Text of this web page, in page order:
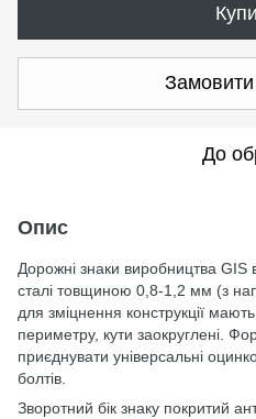
До
Опис
Дорожні знаки виробництва GIS
сталі товщиною 0,8-1,2 мм (з
для зміцнення конструкції
периметру, кути заокруглені.
приєднувати універсальні
болтів.
Зворотний бік знаку покритий